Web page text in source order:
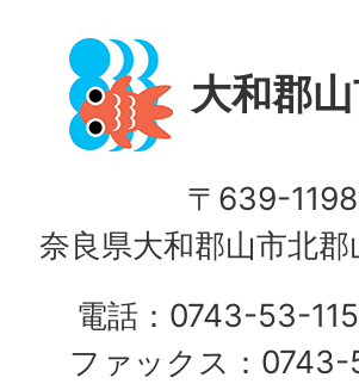
大和郡
〒639-1198
奈良県大和郡山市北
電話：0743-53-
ファックス：